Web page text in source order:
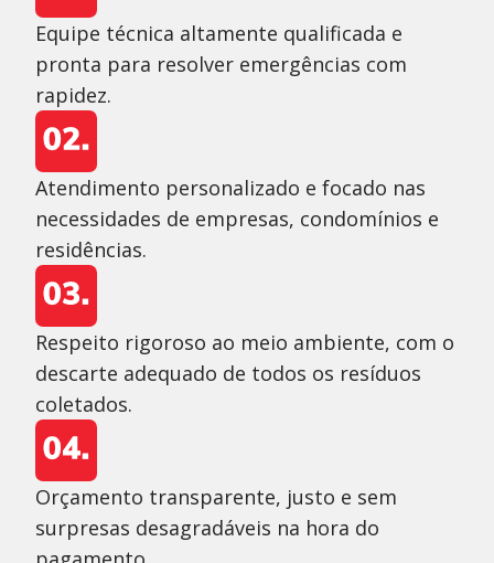
Equipe técnica altamente qualificada e
pronta para resolver emergências com
rapidez.
Atendimento personalizado e focado nas
necessidades de empresas, condomínios e
residências.
Respeito rigoroso ao meio ambiente, com o
descarte adequado de todos os resíduos
coletados.
Orçamento transparente, justo e sem
surpresas desagradáveis na hora do